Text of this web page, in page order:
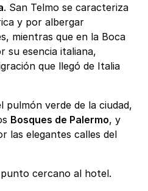
. San Telmo se caracteriza
y por albergar
mientras que en la Boca
su esencia italiana,
que llegó de Italia
pulmón verde de la ciudad,
Bosques de Palermo, y
las elegantes calles del
cercano al hotel.